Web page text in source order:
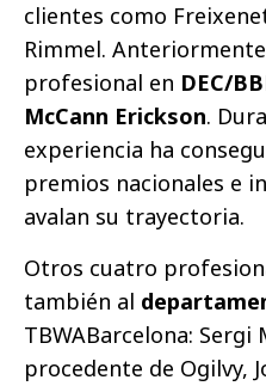
clientes como
Rimmel.
profesional en DEC/
McCann Erickson.
experiencia ha
premios nacionales e
avalan su trayectoria.
Otros cuatro
también al
TBWABarcelona:
procedente de Ogilvy,